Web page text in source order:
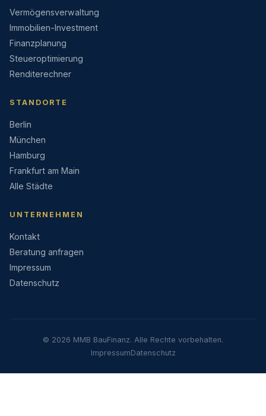
Vermögensverwaltung
Immobilien-Investment
Finanzplanung
Steueroptimierung
Renditerechner
STANDORTE
Berlin
München
Hamburg
Frankfurt am Main
Alle Städte
UNTERNEHMEN
Kontakt
Beratung anfragen
Impressum
Datenschutz
© 2026 MMB BauFinanz. Alle Rechte vorbehalten.
ImpressumDatenschutz